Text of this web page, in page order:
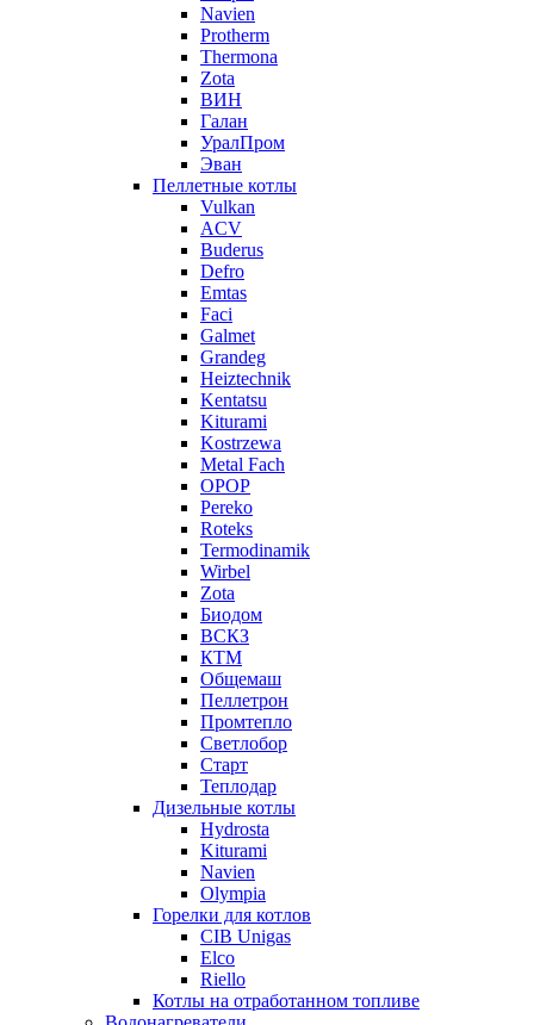
Navien
Protherm
Thermona
Zota
ВИН
Галан
УралПром
Эван
Пеллетные котлы
Vulkan
ACV
Buderus
Defro
Emtas
Faci
Galmet
Grandeg
Heiztechnik
Kentatsu
Kiturami
Kostrzewa
Metal Fach
OPOP
Pereko
Roteks
Termodinamik
Wirbel
Zota
Биодом
ВСКЗ
КТМ
Общемаш
Пеллетрон
Промтепло
Светлобор
Старт
Теплодар
Дизельные котлы
Hydrosta
Kiturami
Navien
Olympia
Горелки для котлов
CIB Unigas
Elco
Riello
Котлы на отработанном топливе